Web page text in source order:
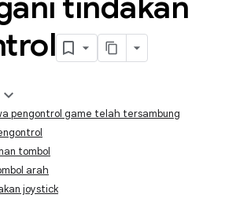
pengontrol game telah tersambung
tombol
arah
joystick